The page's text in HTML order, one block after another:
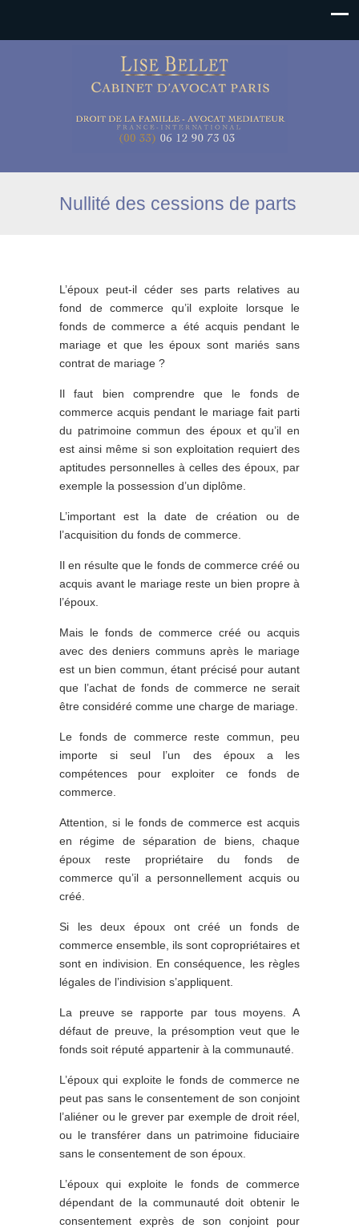
Nullité des cessions de parts
L’époux peut-il céder ses parts relatives au
fond de commerce qu’il exploite lorsque le
fonds de commerce a été acquis pendant le
mariage et que les époux sont mariés sans
contrat de mariage ?
Il faut bien comprendre que le fonds de
commerce acquis pendant le mariage fait parti
du patrimoine commun des époux et qu’il en
est ainsi même si son exploitation requiert des
aptitudes personnelles à celles des époux, par
exemple la possession d’un diplôme.
L’important est la date de création ou de
l’acquisition du fonds de commerce.
Il en résulte que le fonds de commerce créé ou
acquis avant le mariage reste un bien propre à
l’époux.
Mais le fonds de commerce créé ou acquis
avec des deniers communs après le mariage
est un bien commun, étant précisé pour autant
que l’achat de fonds de commerce ne serait
être considéré comme une charge de mariage.
Le fonds de commerce reste commun, peu
importe si seul l’un des époux a les
compétences pour exploiter ce fonds de
commerce.
Attention, si le fonds de commerce est acquis
en régime de séparation de biens, chaque
époux reste propriétaire du fonds de
commerce qu’il a personnellement acquis ou
créé.
Si les deux époux ont créé un fonds de
commerce ensemble, ils sont copropriétaires et
sont en indivision. En conséquence, les règles
légales de l’indivision s’appliquent.
La preuve se rapporte par tous moyens. A
défaut de preuve, la présomption veut que le
fonds soit réputé appartenir à la communauté.
L’époux qui exploite le fonds de commerce ne
peut pas sans le consentement de son conjoint
l’aliéner ou le grever par exemple de droit réel,
ou le transférer dans un patrimoine fiduciaire
sans le consentement de son époux.
L’époux qui exploite le fonds de commerce
dépendant de la communauté doit obtenir le
consentement exprès de son conjoint pour